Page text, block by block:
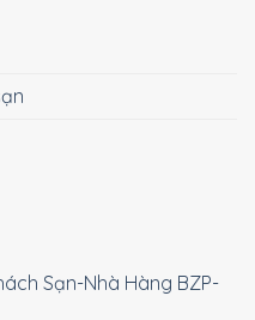
Sạn-Nhà Hàng BZP-